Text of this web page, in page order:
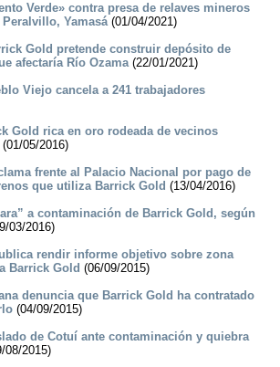
Verde» contra presa de relaves mineros
Yamasá(01/04/2021)
Gold pretende construir depósito de
afectaría Río Ozama(22/01/2021)
Viejo cancela a 241 trabajadores
Gold rica en oro rodeada de vecinos
(01/05/2016)
frente al Palacio Nacional por pago de
que utiliza Barrick Gold (13/04/2016)
a contaminación de Barrick Gold, según
03/2016)
rendir informe objetivo sobre zona
Barrick Gold (06/09/2015)
denuncia que Barrick Gold ha contratado
(04/09/2015)
de Cotuí ante contaminación y quiebra
08/2015)